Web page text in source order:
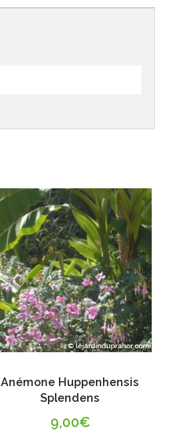
Anémone Huppenhensis
Splendens
9,00€